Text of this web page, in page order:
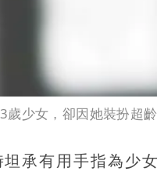
恐海警！全台大雨3
風侵襲率曝光！北北
歲少女，卻因她裝扮超
承有用手指為少